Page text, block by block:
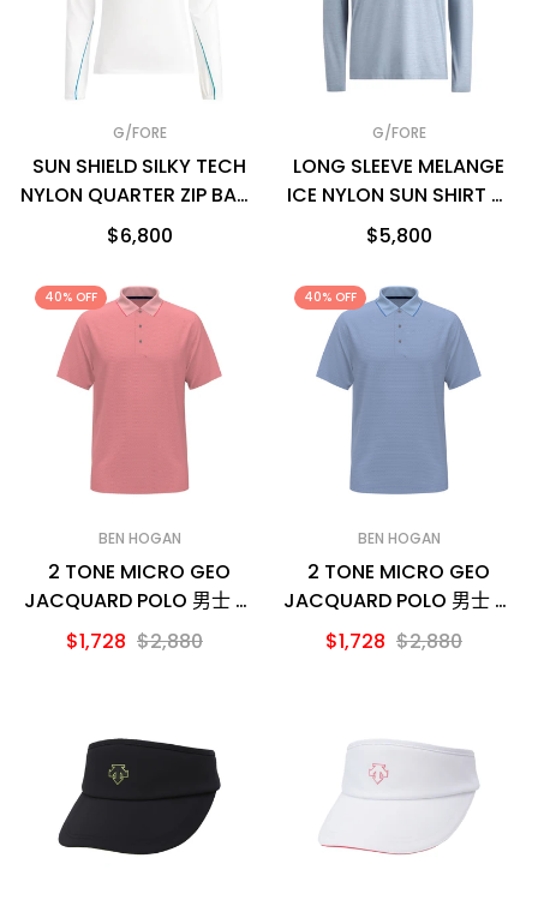
G/FORE
SUN SHIELD SILKY TECH
NYLON QUARTER ZIP BASE
LAYER 女士 拉鍊套頭衫
$6,800
G/FORE
LONG SLEEVE MELANGE
ICE NYLON SUN SHIRT 男
士 高爾夫POLO衫
$5,800
40% OFF
BEN HOGAN
2 TONE MICRO GEO
JACQUARD POLO 男士 高
爾夫POLO衫
$1,728 $2,880
40% OFF
BEN HOGAN
2 TONE MICRO GEO
JACQUARD POLO 男士 高
爾夫POLO衫
$1,728 $2,880